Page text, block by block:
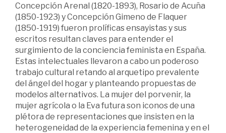
Concepción Arenal (1820-1893), Rosario de Acuña
(1850-1923) y Concepción Gimeno de Flaquer
(1850-1919) fueron prolíficas ensayistas y sus
escritos resultan claves para entender el
surgimiento de la conciencia feminista en España.
Estas intelectuales llevaron a cabo un poderoso
trabajo cultural retando al arquetipo prevalente
del ángel del hogar y planteando propuestas de
modelos alternativos. La mujer del porvenir, la
mujer agrícola o la Eva futura son iconos de una
plétora de representaciones que insisten en la
heterogeneidad de la experiencia femenina y en el